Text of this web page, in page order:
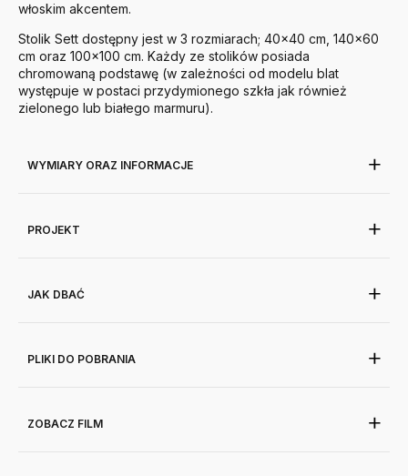
włoskim akcentem.
Stolik Sett dostępny jest w 3 rozmiarach; 40x40 cm, 140x60
cm oraz 100x100 cm. Każdy ze stolików posiada
chromowaną podstawę (w zależności od modelu blat
występuje w postaci przydymionego szkła jak również
zielonego lub białego marmuru).
WYMIARY ORAZ INFORMACJE
PROJEKT
JAK DBAĆ
PLIKI DO POBRANIA
ZOBACZ FILM